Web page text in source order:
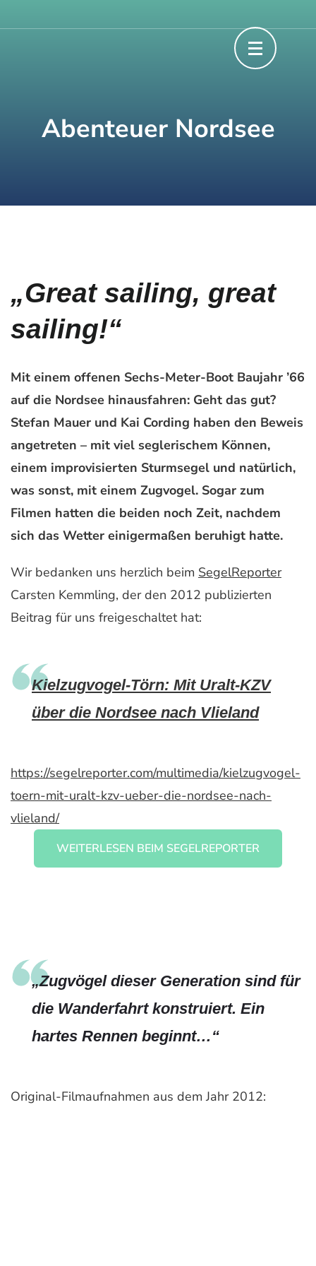
Inhalt
Wanderzugvogel
Abenteuer Nordsee
„Great sailing, great
sailing!“
Mit einem offenen Sechs-Meter-Boot Baujahr ’66
auf die Nordsee hinausfahren: Geht das gut?
Stefan Mauer und Kai Cording haben den Beweis
angetreten – mit viel seglerischem Können,
einem improvisierten Sturmsegel und natürlich,
was sonst, mit einem Zugvogel. Sogar zum
Filmen hatten die beiden noch Zeit, nachdem
sich das Wetter einigermaßen beruhigt hatte.
Wir bedanken uns herzlich beim SegelReporter
Carsten Kemmling, der den 2012 publizierten
Beitrag für uns freigeschaltet hat:
Kielzugvogel-Törn: Mit Uralt-KZV
über die Nordsee nach Vlieland
https://segelreporter.com/multimedia/kielzugvogel-
toern-mit-uralt-kzv-ueber-die-nordsee-nach-
vlieland/
WEITERLESEN BEIM SEGELREPORTER
„Zugvögel dieser Generation sind für
die Wanderfahrt konstruiert. Ein
hartes Rennen beginnt…“
Original-Filmaufnahmen aus dem Jahr 2012: